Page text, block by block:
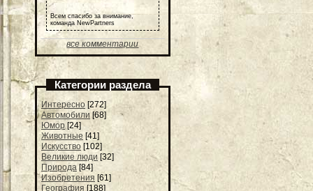
Всем спасибо за внимание,
команда NewPartners
все комментарии
Категории раздела
Интересно [272]
Автомобили [68]
Юмор [24]
Животные [41]
Искусство [102]
Великие люди [32]
Природа [84]
Изобретения [61]
География [188]